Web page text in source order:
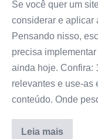
Se você quer um
considerar e aplicar
Pensando nisso,
precisa
ainda hoje. Confira:
relevantes e use-as
conteúdo. Onde
Leia mais